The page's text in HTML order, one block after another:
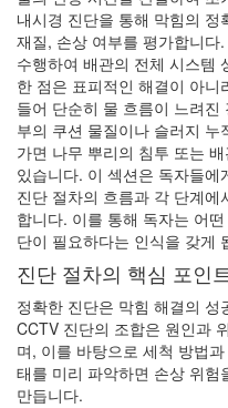
내시경 진단을 통해 막힘의
재질, 손상 여부를 평가합니
수행하여 배관의 전체 시스템
한 점은 표피적인 해결이 아
들어 단순히 물 흐름이 느려
부의 쿠션 물질이나 슬러지
가면 나무 뿌리의 침투 또는
있습니다. 이 섹션은 독자들
진단 절차의 흐름과 각 단계
합니다. 이를 통해 독자는 어
단이 필요하다는 인식을 갖게
진단 절차의 핵심 포인
정확한 진단은 막힘 해결의
CCTV 진단의 조합은 원인과
며, 이를 바탕으로 세척 방법
태를 미리 파악하면 손상 위험
만듭니다.